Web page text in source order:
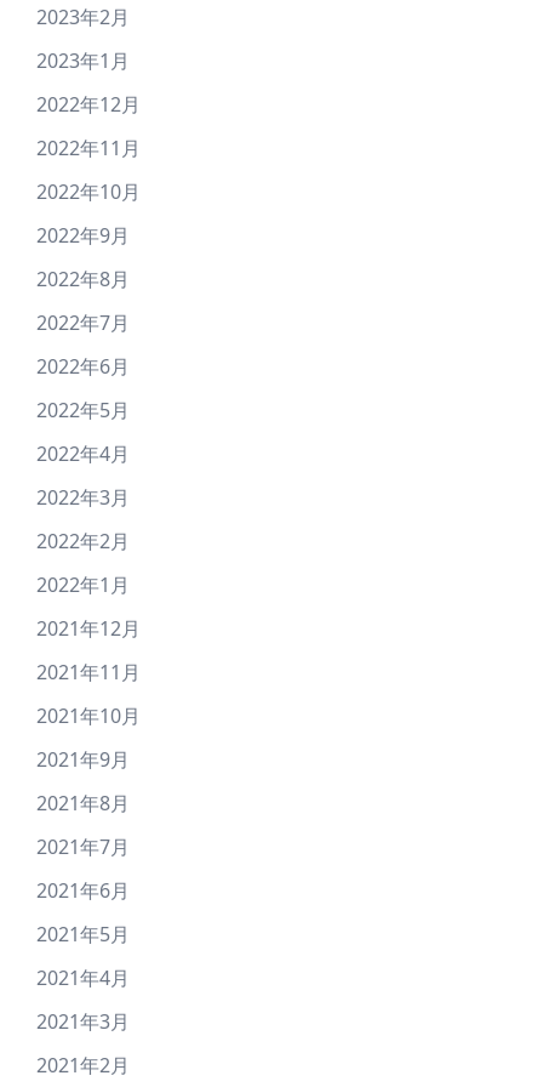
2023年2月
2023年1月
2022年12月
2022年11月
2022年10月
2022年9月
2022年8月
2022年7月
2022年6月
2022年5月
2022年4月
2022年3月
2022年2月
2022年1月
2021年12月
2021年11月
2021年10月
2021年9月
2021年8月
2021年7月
2021年6月
2021年5月
2021年4月
2021年3月
2021年2月